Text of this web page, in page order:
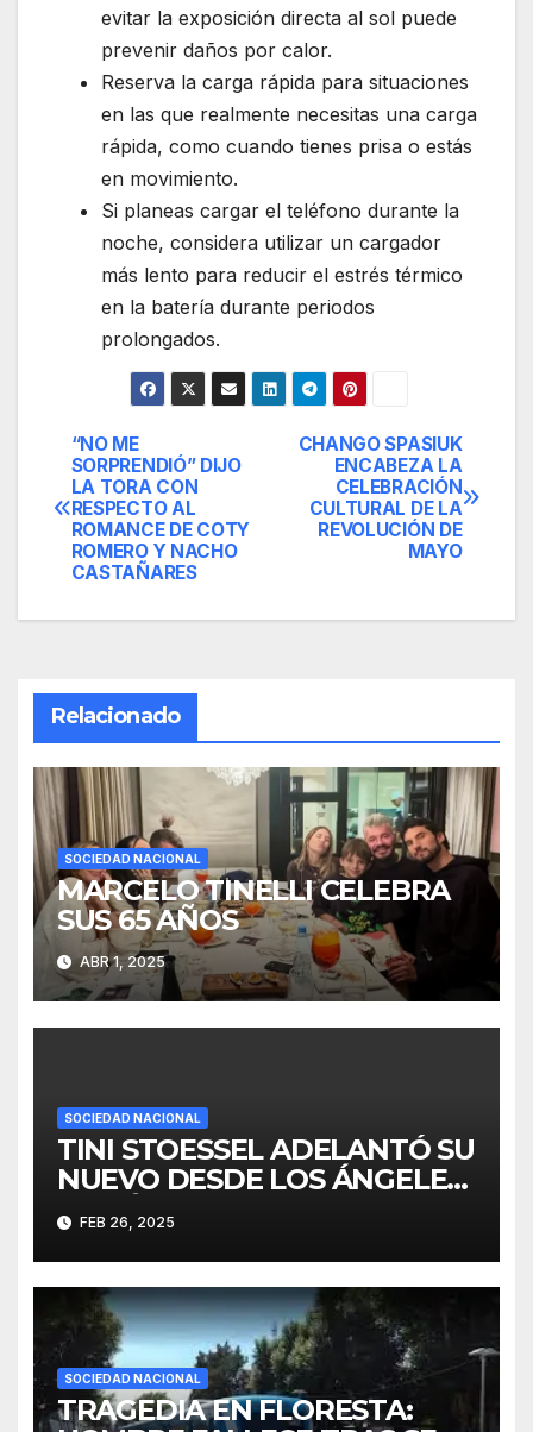
evitar la exposición directa al sol puede
prevenir daños por calor.
Reserva la carga rápida para situaciones
en las que realmente necesitas una carga
rápida, como cuando tienes prisa o estás
en movimiento.
Si planeas cargar el teléfono durante la
noche, considera utilizar un cargador
más lento para reducir el estrés térmico
en la batería durante periodos
prolongados.
Navegación
de
entradas
CHANGO SPASIUK
ENCABEZA LA
CELEBRACIÓN
CULTURAL DE LA
REVOLUCIÓN DE
MAYO
“NO ME
SORPRENDIÓ” DIJO
LA TORA CON
RESPECTO AL
ROMANCE DE COTY
ROMERO Y NACHO
CASTAÑARES
Relacionado
SOCIEDAD NACIONAL
MARCELO TINELLI CELEBRA
SUS 65 AÑOS
ABR 1, 2025
SOCIEDAD NACIONAL
TINI STOESSEL ADELANTÓ SU
NUEVO DESDE LOS ÁNGELES:
“ESTÁ CASI LISTO”
FEB 26, 2025
SOCIEDAD NACIONAL
TRAGEDIA EN FLORESTA: